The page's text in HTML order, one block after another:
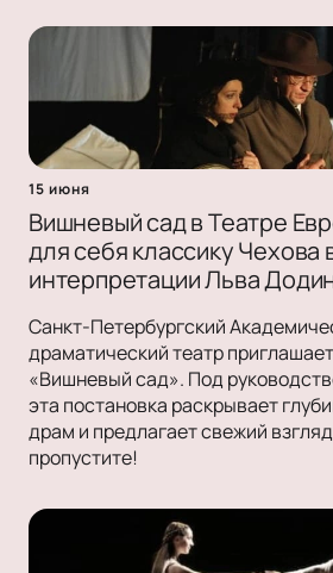
15 июня
Вишневый сад в Театре
для себя классику Чехова
интерпретации Льва
Санкт-Петербургский
драматический театр
«Вишневый сад». Под
эта постановка раскрывает
драм и предлагает свежий
пропустите!